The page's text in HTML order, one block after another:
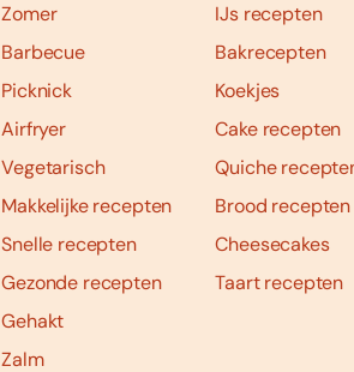
Zomer
Barbecue
Picknick
Airfryer
Vegetarisch
Makkelijke recepten
Snelle recepten
Gezonde recepten
Gehakt
Zalm
IJs recepten
Bakrecepten
Koekjes
Cake recepten
Quiche
Brood recepten
Cheesecakes
Taart recepten